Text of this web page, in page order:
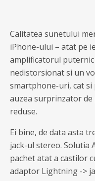
Calitatea sunetului
iPhone-ului – atat pe
amplificatorul
nedistorsionat si un
smartphone-uri, cat si
auzea surprinzator
reduse.
Ei bine, de data asta
jack-ul stereo. Solutia
pachet atat a castilor
adaptor Lightning ->